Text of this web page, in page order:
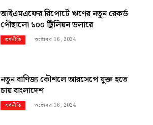
আইএমএফের রিপোর্টে ঋণের নতুন রেকর্ড
পৌছালো ১০০ ট্রিলিয়ন ডলারে
অর্থনীতি অক্টোবর 16, 2024
নতুন বাণিজ্য কৌশলে আরসেপে যুক্ত হতে
চায় বাংলাদেশ
অর্থনীতি অক্টোবর 16, 2024